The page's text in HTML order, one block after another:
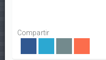
Compartir